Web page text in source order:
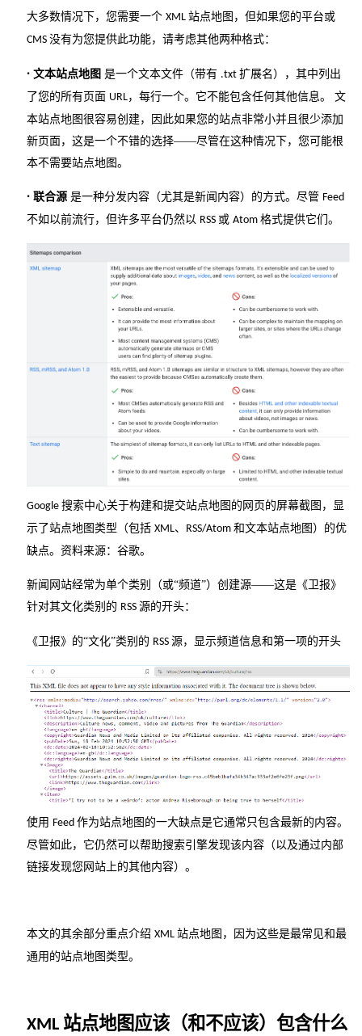
大多数情况下，您需要一个 XML 站点地图，但如果您的平台或
CMS 没有为您提供此功能，请考虑其他两种格式：
· 文本站点地图 是一个文本文件（带有 .txt 扩展名），其中列出
了您的所有页面 URL，每行一个。它不能包含任何其他信息。 文
本站点地图很容易创建，因此如果您的站点非常小并且很少添加
新页面，这是一个不错的选择——尽管在这种情况下，您可能根
本不需要站点地图。
· 联合源 是一种分发内容（尤其是新闻内容）的方式。尽管 Feed
不如以前流行，但许多平台仍然以 RSS 或 Atom 格式提供它们。
Google 搜索中心关于构建和提交站点地图的网页的屏幕截图，显
示了站点地图类型（包括 XML、 RSS/Atom 和文本站点地图）的优
缺点。 资料来源：谷歌。
新闻网站经常为单个类别（或“频道”）创建源——这是《卫报》
针对其文化类别的 RSS 源的开头：
《卫报》的“文化”类别的 RSS 源，显示频道信息和第一项的开头
使用 Feed 作为站点地图的一大缺点是它通常只包含最新的内容。
尽管如此，它仍然可以帮助搜索引擎发现该内容（以及通过内部
链接发现您网站上的其他内容）。
本文的其余部分重点介绍 XML 站点地图，因为这些是最常见和最
通用的站点地图类型。
XML 站点地图应该（和不应该）包含什么